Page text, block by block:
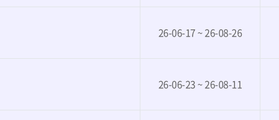
26-06-17 ~ 26-08-26
26-06-23 ~ 26-08-11